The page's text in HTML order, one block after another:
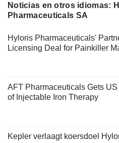
Noticias en otros idiomas:
Pharmaceuticals SA
Hyloris Pharmaceuticals'
Licensing Deal for Painkiller
AFT Pharmaceuticals Gets
of Injectable Iron Therapy
Kepler verlaagt koersdoel